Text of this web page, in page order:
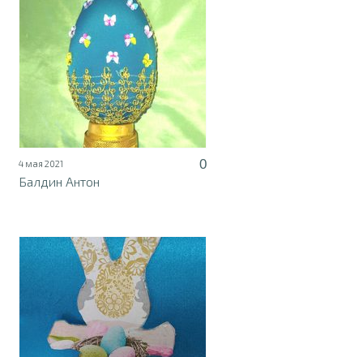
4 мая 2021
0
Балдин Антон